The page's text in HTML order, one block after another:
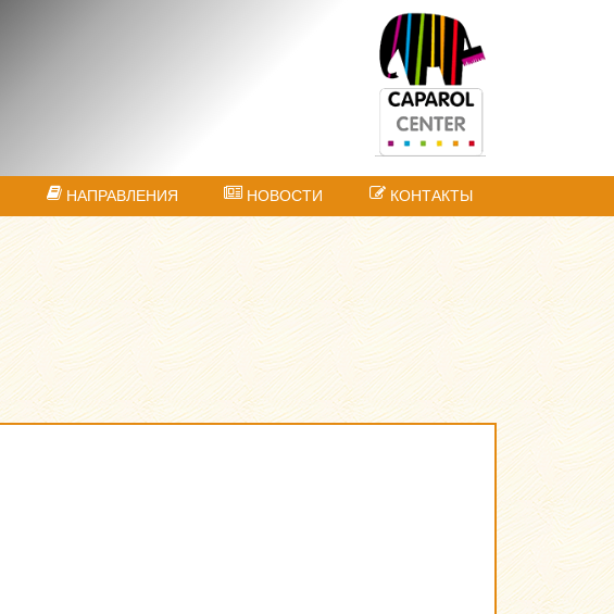
НАПРАВЛЕНИЯ НОВОСТИ КОНТАКТЫ